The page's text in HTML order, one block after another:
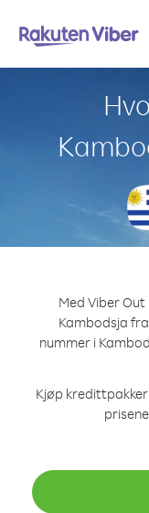
Med Viber
Kambodsja
nummer i
Kjøp